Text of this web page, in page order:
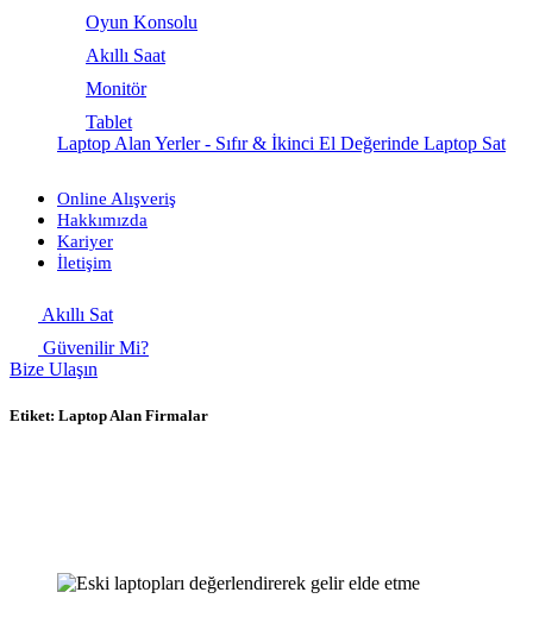
Oyun Konsolu
Akıllı Saat
Monitör
Tablet
Laptop Alan Yerler - Sıfır & İkinci El Değerinde Laptop Sat
Online Alışveriş
Hakkımızda
Kariyer
İletişim
Akıllı Sat
Güvenilir Mi?
Bize Ulaşın
Etiket: Laptop Alan Firmalar